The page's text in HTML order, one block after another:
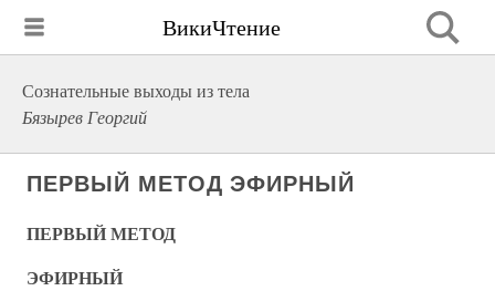
ВикиЧтение
Сознательные выходы из тела
Бязырев Георгий
ПЕРВЫЙ МЕТОД ЭФИРНЫЙ
ПЕРВЫЙ МЕТОД
ЭФИРНЫЙ